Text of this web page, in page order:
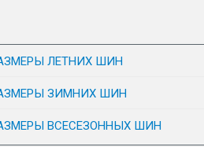
ЛЕТНИХ ШИН
ЗИМНИХ ШИН
ВСЕСЕЗОННЫХ ШИН